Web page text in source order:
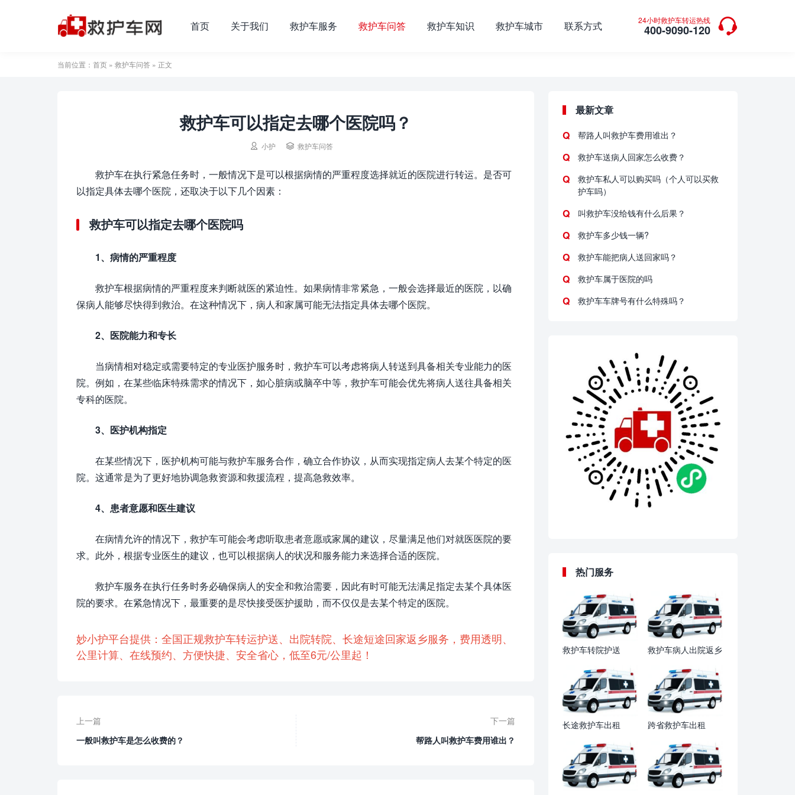
24小时救护车转运热线
400-9090-120 
首页 关于我们 救护车服务 救护车问答 救护车知识 救护车城市 联系方式
当前位置： 首页 » 救护车问答 » 正文
救护车可以指定去哪个医院吗？
 小护  救护车问答
救护车在执行紧急任务时，一般情况下是可以根据病情的严重程度选择就近的医院进行转运。是否可
以指定具体去哪个医院，还取决于以下几个因素：
救护车可以指定去哪个医院吗
1、病情的严重程度
救护车根据病情的严重程度来判断就医的紧迫性。如果病情非常紧急，一般会选择最近的医院，以确
保病人能够尽快得到救治。在这种情况下，病人和家属可能无法指定具体去哪个医院。
2、医院能力和专长
当病情相对稳定或需要特定的专业医护服务时，救护车可以考虑将病人转送到具备相关专业能力的医
院。例如，在某些临床特殊需求的情况下，如心脏病或脑卒中等，救护车可能会优先将病人送往具备相关
专科的医院。
3、医护机构指定
在某些情况下，医护机构可能与救护车服务合作，确立合作协议，从而实现指定病人去某个特定的医
院。这通常是为了更好地协调急救资源和救援流程，提高急救效率。
4、患者意愿和医生建议
在病情允许的情况下，救护车可能会考虑听取患者意愿或家属的建议，尽量满足他们对就医医院的要
求。此外，根据专业医生的建议，也可以根据病人的状况和服务能力来选择合适的医院。
救护车服务在执行任务时务必确保病人的安全和救治需要，因此有时可能无法满足指定去某个具体医
院的要求。在紧急情况下，最重要的是尽快接受医护援助，而不仅仅是去某个特定的医院。
妙小护平台提供：全国正规救护车转运护送、出院转院、长途短途回家返乡服务，费用透明、
公里计算、在线预约、方便快捷、安全省心，低至6元/公里起！
上一篇
一般叫救护车是怎么收费的？
下一篇
帮路人叫救护车费用谁出？
最新文章
帮路人叫救护车费用谁出？
救护车送病人回家怎么收费？
救护车私人可以购买吗（个人可以买救
护车吗）
叫救护车没给钱有什么后果？
救护车多少钱一辆?
救护车能把病人送回家吗？
救护车属于医院的吗
救护车车牌号有什么特殊吗？
热门服务
救护车转院护送 救护车病人出院返乡
长途救护车出租 跨省救护车出租